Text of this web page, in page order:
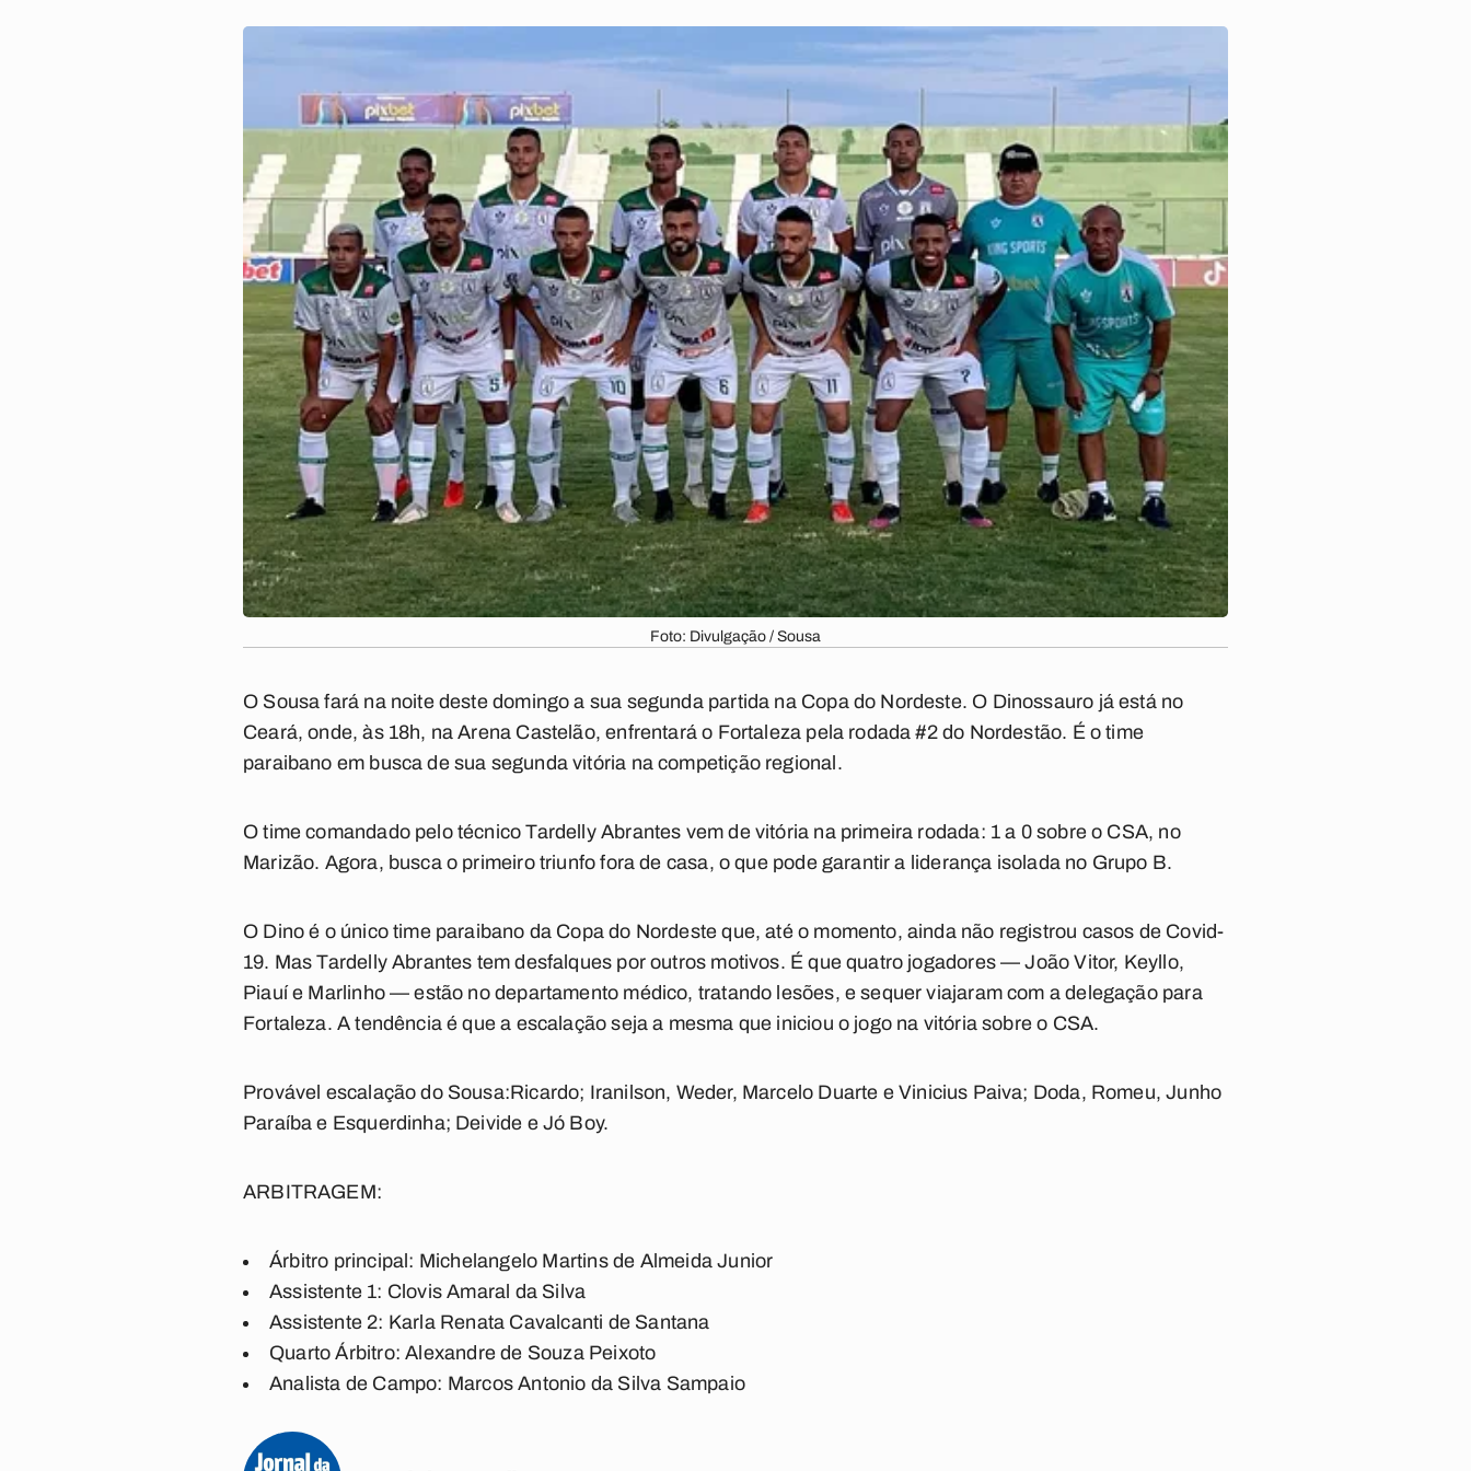
Foto: Divulgação / Sousa
O Sousa fará na noite deste domingo a sua segunda partida na Copa do Nordeste. O Dinossauro já está no
Ceará, onde, às 18h, na Arena Castelão, enfrentará o Fortaleza pela rodada #2 do Nordestão. É o time
paraibano em busca de sua segunda vitória na competição regional.
O time comandado pelo técnico Tardelly Abrantes vem de vitória na primeira rodada: 1 a 0 sobre o CSA, no
Marizão. Agora, busca o primeiro triunfo fora de casa, o que pode garantir a liderança isolada no Grupo B.
O Dino é o único time paraibano da Copa do Nordeste que, até o momento, ainda não registrou casos de Covid-
19. Mas Tardelly Abrantes tem desfalques por outros motivos. É que quatro jogadores — João Vitor, Keyllo,
Piauí e Marlinho — estão no departamento médico, tratando lesões, e sequer viajaram com a delegação para
Fortaleza. A tendência é que a escalação seja a mesma que iniciou o jogo na vitória sobre o CSA.
Provável escalação do Sousa:Ricardo; Iranilson, Weder, Marcelo Duarte e Vinicius Paiva; Doda, Romeu, Junho
Paraíba e Esquerdinha; Deivide e Jó Boy.
ARBITRAGEM:
Árbitro principal : Michelangelo Martins de Almeida Junior
Assistente 1: Clovis Amaral da Silva
Assistente 2: Karla Renata Cavalcanti de Santana
Quarto Árbitro:Alexandre de Souza Peixoto
Analista de Campo: Marcos Antonio da Silva Sampaio